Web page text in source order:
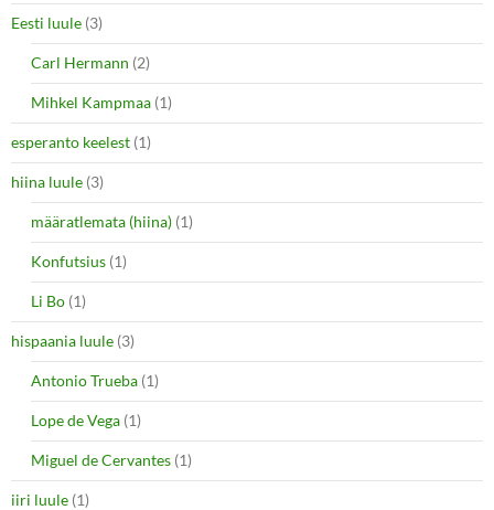
Eesti luule (3)
Carl Hermann (2)
Mihkel Kampmaa (1)
esperanto keelest (1)
hiina luule (3)
määratlemata (hiina) (1)
Konfutsius (1)
Li Bo (1)
hispaania luule (3)
Antonio Trueba (1)
Lope de Vega (1)
Miguel de Cervantes (1)
iiri luule (1)